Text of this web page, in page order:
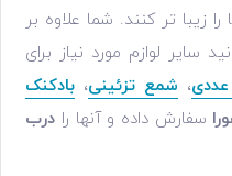
تر کنند. شما علاوه بر
سایر لوازم مورد نیاز برای
، شمع تزئینی، بادکنک
سفارش داده و آنها را درب